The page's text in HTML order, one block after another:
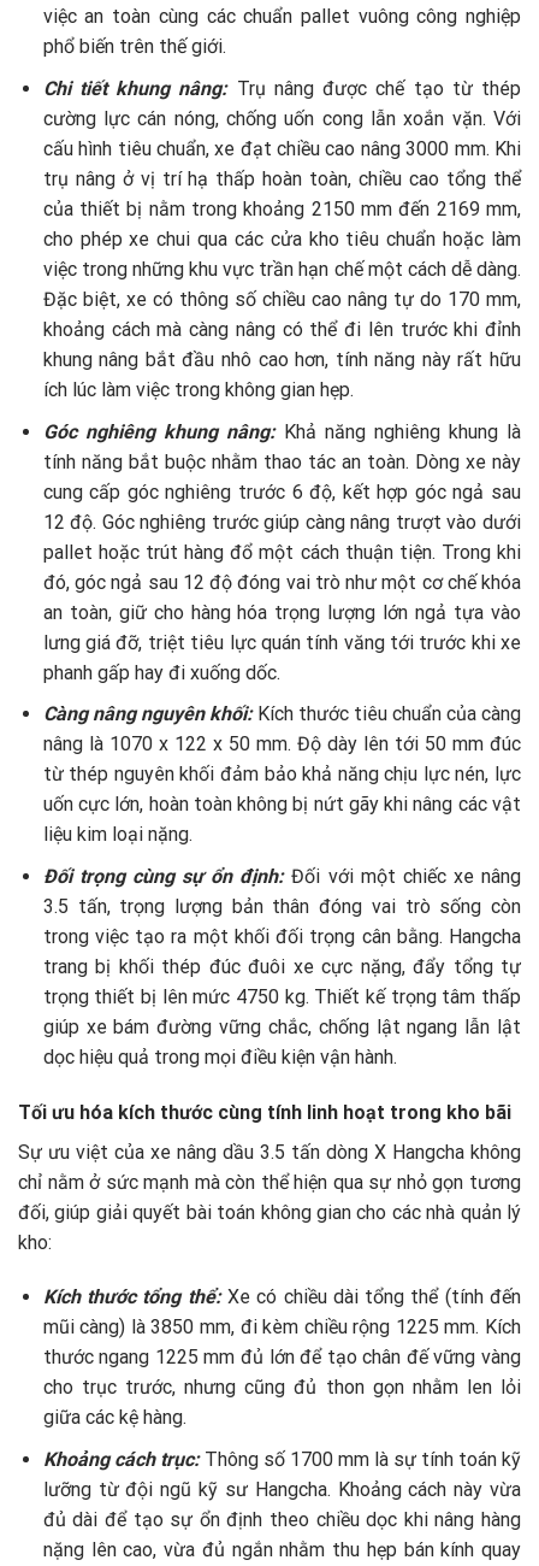
việc an toàn cùng các chuẩn pallet vuông công nghiệp
phổ biến trên thế giới.
Chi tiết khung nâng:Trụ nâng được chế tạo từ thép
cường lực cán nóng, chống uốn cong lẫn xoắn vặn. Với
cấu hình tiêu chuẩn, xe đạt chiều cao nâng 3000 mm. Khi
trụ nâng ở vị trí hạ thấp hoàn toàn, chiều cao tổng thể
của thiết bị nằm trong khoảng 2150 mm đến 2169 mm,
cho phép xe chui qua các cửa kho tiêu chuẩn hoặc làm
việc trong những khu vực trần hạn chế một cách dễ dàng.
Đặc biệt, xe có thông số chiều cao nâng tự do 170 mm,
khoảng cách mà càng nâng có thể đi lên trước khi đỉnh
khung nâng bắt đầu nhô cao hơn, tính năng này rất hữu
ích lúc làm việc trong không gian hẹp.
Góc nghiêng khung nâng:Khả năng nghiêng khung là
tính năng bắt buộc nhằm thao tác an toàn. Dòng xe này
cung cấp góc nghiêng trước 6 độ, kết hợp góc ngả sau
12 độ. Góc nghiêng trước giúp càng nâng trượt vào dưới
pallet hoặc trút hàng đổ một cách thuận tiện. Trong khi
đó, góc ngả sau 12 độ đóng vai trò như một cơ chế khóa
an toàn, giữ cho hàng hóa trọng lượng lớn ngả tựa vào
lưng giá đỡ, triệt tiêu lực quán tính văng tới trước khi xe
phanh gấp hay đi xuống dốc.
Càng nâng nguyên khối: Kích thước tiêu chuẩn của càng
nâng là 1070 x 122 x 50 mm. Độ dày lên tới 50 mm đúc
từ thép nguyên khối đảm bảo khả năng chịu lực nén, lực
uốn cực lớn, hoàn toàn không bị nứt gãy khi nâng các vật
liệu kim loại nặng.
Đối trọng cùng sự ổn định: Đối với một chiếc xe nâng
3.5 tấn, trọng lượng bản thân đóng vai trò sống còn
trong việc tạo ra một khối đối trọng cân bằng. Hangcha
trang bị khối thép đúc đuôi xe cực nặng, đẩy tổng tự
trọng thiết bị lên mức 4750 kg. Thiết kế trọng tâm thấp
giúp xe bám đường vững chắc, chống lật ngang lẫn lật
dọc hiệu quả trong mọi điều kiện vận hành.
Tối ưu hóa kích thước cùng tính linh hoạt trong kho bãi
Sự ưu việt của xe nâng dầu 3.5 tấn dòng X Hangcha không
chỉ nằm ở sức mạnh mà còn thể hiện qua sự nhỏ gọn tương
đối, giúp giải quyết bài toán không gian cho các nhà quản lý
kho:
Kích thước tổng thể: Xe có chiều dài tổng thể (tính đến
mũi càng) là 3850 mm, đi kèm chiều rộng 1225 mm. Kích
thước ngang 1225 mm đủ lớn để tạo chân đế vững vàng
cho trục trước, nhưng cũng đủ thon gọn nhằm len lỏi
giữa các kệ hàng.
Khoảng cách trục: Thông số 1700 mm là sự tính toán kỹ
lưỡng từ đội ngũ kỹ sư Hangcha. Khoảng cách này vừa
đủ dài để tạo sự ổn định theo chiều dọc khi nâng hàng
nặng lên cao, vừa đủ ngắn nhằm thu hẹp bán kính quay